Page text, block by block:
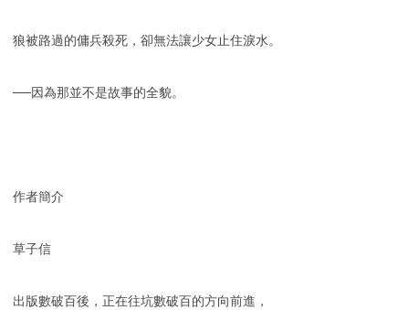
狼被路過的傭兵殺死，卻無法讓少女止住淚水。
──因為那並不是故事的全貌。
作者簡介
草子信
出版數破百後，正在往坑數破百的方向前進，